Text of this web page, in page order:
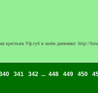
крестьян Уф.губ в моём дневнике: http://
341 342 ... 448 449 450